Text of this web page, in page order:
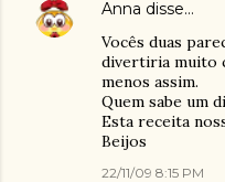
Anna disse…
Vocês duas
divertiria muito
menos assim.
Quem sabe um
Esta receita
Beijos
22/11/09 8:15 PM